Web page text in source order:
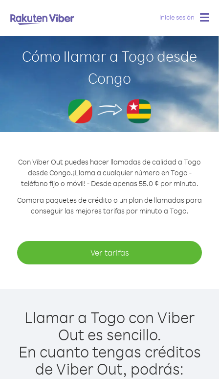
Inicie sesión
Cómo llamar a Togo desde
Congo
Con Viber Out puedes hacer llamadas de calidad a Togo
desde Congo.¡Llama a cualquier número en Togo -
teléfono fijo o móvil! - Desde apenas 55.0 ¢ por minuto.
Compra paquetes de crédito o un plan de llamadas para
conseguir las mejores tarifas por minuto a Togo.
Ver tarifas
Llamar a Togo con Viber
Out es sencillo.
En cuanto tengas créditos
de Viber Out, podrás: